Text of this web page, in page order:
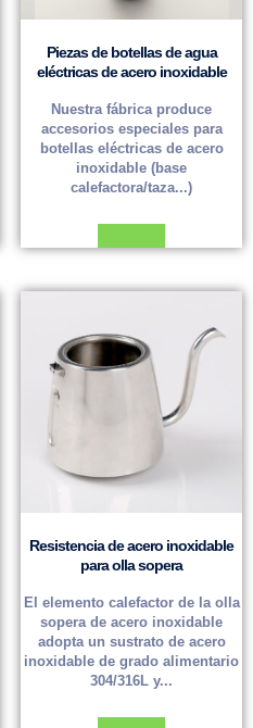
Piezas de botellas de agua
eléctricas de acero inoxidable
Nuestra fábrica produce
accesorios especiales para
botellas eléctricas de acero
inoxidable (base
calefactora/taza...)
Resistencia de acero inoxidable
para olla sopera
El elemento calefactor de la olla
sopera de acero inoxidable
adopta un sustrato de acero
inoxidable de grado alimentario
304/316L y...